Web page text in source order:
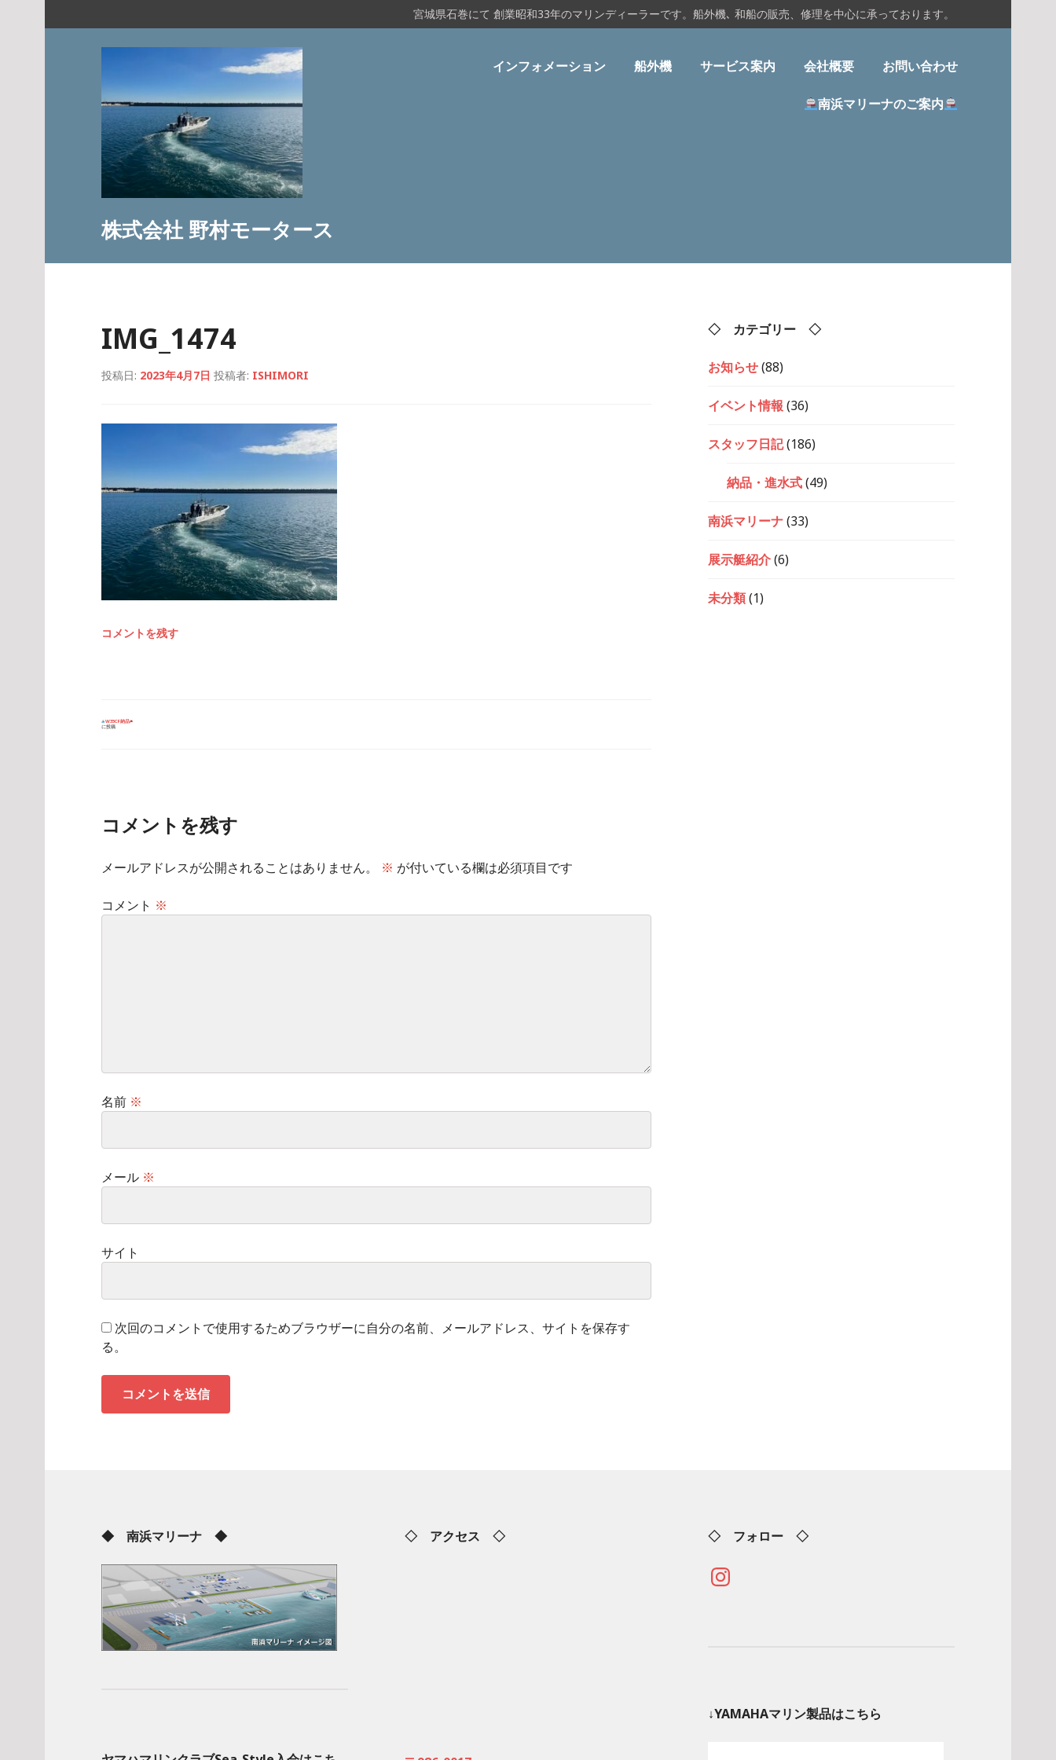
ン
宮城県石巻にて 創業昭和33年のマリンディーラーです。船外機､ 和船の販売、修理を中心に承っております。
株式会社 野村モータース
インフォメーション 船外機 サービス案内 会社概要 お問い合わせ
南浜マリーナのご案内
IMG_1474
投稿日: 2023年4月7日 投稿者: ISHIMORI
コメントを残す
投W35CF納品
に投稿
コメントを残す
メールアドレスが公開されることはありません。 ※ が付いている欄は必須項目です
コメント ※
名前 ※
メール ※
サイト
次回のコメントで使用するためブラウザーに自分の名前、メールアドレス、サイトを保存す
る。
◇ カテゴリー ◇
お知らせ(88)
イベント情報 (36)
スタッフ日記(186)
納品・進水式(49)
南浜マリーナ(33)
展示艇紹介(6)
未分類(1)
◆ 南浜マリーナ ◆ ◇ アクセス ◇
◇ フォロー ◇
Instagram
↓YAMAHAマリン製品はこちら